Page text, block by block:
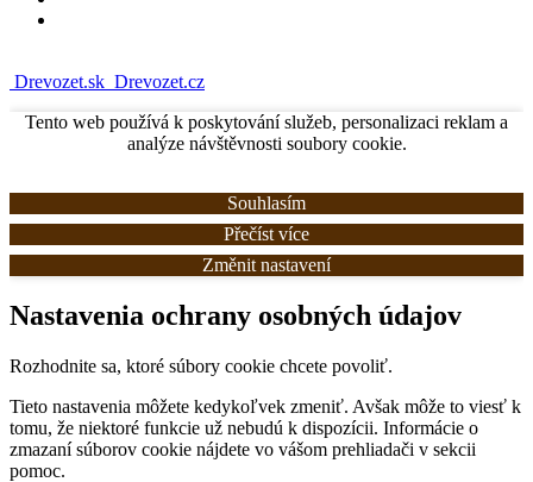
Drevozet.sk Drevozet.cz
Tento web používá k poskytování služeb, personalizaci reklam a
analýze návštěvnosti soubory cookie.
Souhlasím
Přečíst více
Změnit nastavení
Nastavenia ochrany osobných údajov
Rozhodnite sa, ktoré súbory cookie chcete povoliť.
Tieto nastavenia môžete kedykoľvek zmeniť. Avšak môže to viesť k
tomu, že niektoré funkcie už nebudú k dispozícii. Informácie o
zmazaní súborov cookie nájdete vo vášom prehliadači v sekcii
pomoc.